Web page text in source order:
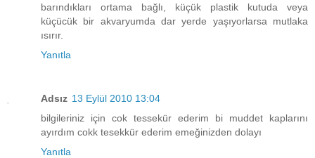
barındıkları ortama bağlı, küçük plastik kutuda veya
küçücük bir akvaryumda dar yerde yaşıyorlarsa mutlaka
ısırır.
Yanıtla
Adsız 13 Eylül 2010 13:04
bilgileriniz için cok tessekür ederim bi muddet kaplarını
ayırdım cokk tesekkür ederim emeğinizden dolayı
Yanıtla